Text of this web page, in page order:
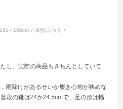
161～165cm 体型: ふつう
し、実際の商品もきちんとしていて
雨除けがあるせいか履き心地が狭めな
段の靴は24か24.5cmで、足の形は幅